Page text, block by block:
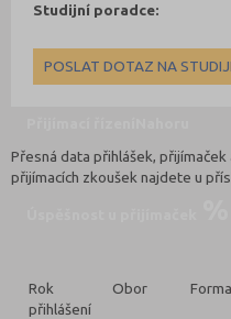
Studijní poradce:
POSLAT DOTAZ NA
Přesná data přihlášek,
přijímacích zkoušek najdete u
Rok
přihlášení
Obor Forma